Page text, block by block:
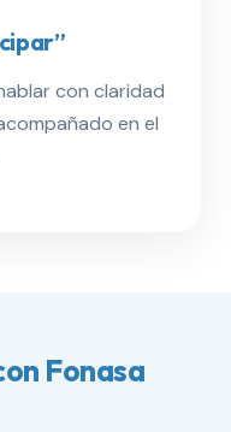
con claridad
en el
Fonasa